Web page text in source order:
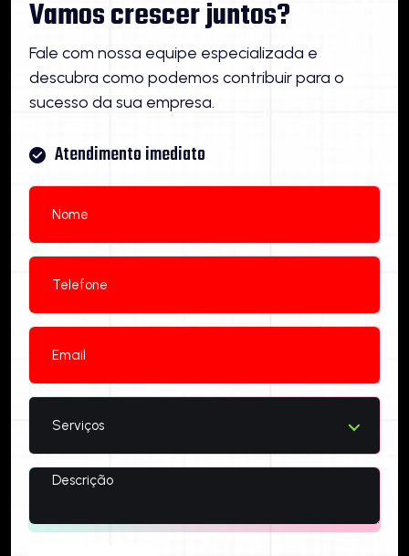
Vamos crescer juntos?
Fale com nossa equipe especializada e
descubra como podemos contribuir para o
sucesso da sua empresa.
Atendimento imediato
Serviços